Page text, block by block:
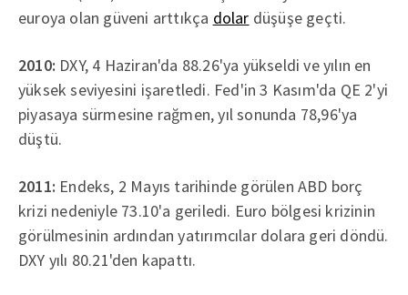
euroya olan güveni arttıkça dolar düşüşe geçti.
2010: DXY, 4 Haziran'da 88.26'ya yükseldi ve yılın en
yüksek seviyesini işaretledi. Fed'in 3 Kasım'da QE 2'yi
piyasaya sürmesine rağmen, yıl sonunda 78,96'ya
düştü.
2011: Endeks, 2 Mayıs tarihinde görülen ABD borç
krizi nedeniyle 73.10'a geriledi. Euro bölgesi krizinin
görülmesinin ardından yatırımcılar dolara geri döndü.
DXY yılı 80.21'den kapattı.